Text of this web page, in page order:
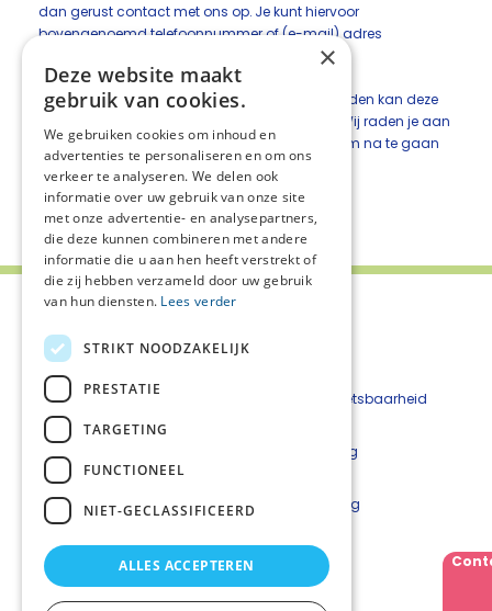
dan gerust contact met ons op. Je kunt hiervoor
bovengenoemd telefoonnummer of (e-mail) adres
Netwerk Palliatieve Zorg - Zuid-Hollandse Eilanden kan deze
Privacyverklaring van tijd tot tijd aanpassen. Wij raden je aan
om dit document regelmatig te raadplegen om na te gaan
of er aanpassingen zijn.
Deel deze pagina:
Contact
Nieuwsbrief
Beveiligingskwetsbaarheid
Cookieverklaring
Privacyverklaring
Netwerkcoördinator
Conny Bouwer
×
Deze website maakt
gebruik van cookies.
We gebruiken cookies om inhoud en
advertenties te personaliseren en om ons
verkeer te analyseren. We delen ook
informatie over uw gebruik van onze site
met onze advertentie- en analysepartners,
die deze kunnen combineren met andere
informatie die u aan hen heeft verstrekt of
die zij hebben verzameld door uw gebruik
van hun diensten. Lees verder
STRIKT NOODZAKELIJK
PRESTATIE
TARGETING
FUNCTIONEEL
NIET-GECLASSIFICEERD
ALLES ACCEPTEREN